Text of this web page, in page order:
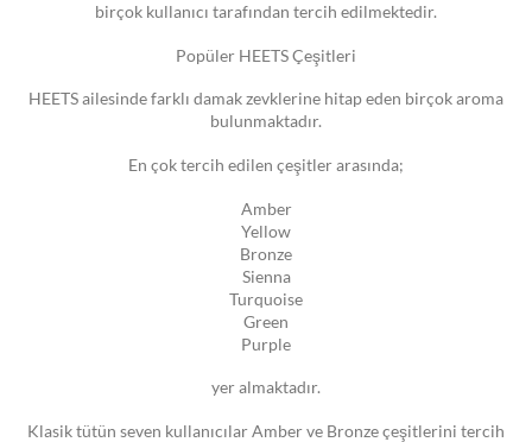
birçok kullanıcı tarafından tercih edilmektedir.
Popüler HEETS Çeşitleri
HEETS ailesinde farklı damak zevklerine hitap eden birçok aroma
bulunmaktadır.
En çok tercih edilen çeşitler arasında;
Amber
Yellow
Bronze
Sienna
Turquoise
Green
Purple
yer almaktadır.
Klasik tütün seven kullanıcılar Amber ve Bronze çeşitlerini tercih